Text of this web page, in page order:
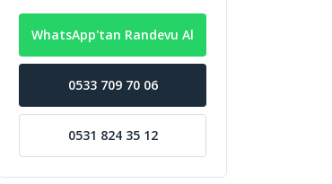
WhatsApp'tan Randevu Al
0533 709 70 06
0531 824 35 12